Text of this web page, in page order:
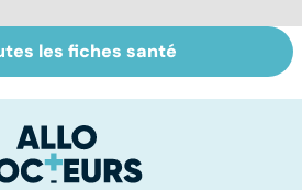
:
Les vertus
thérapeutiques
les fiches santé